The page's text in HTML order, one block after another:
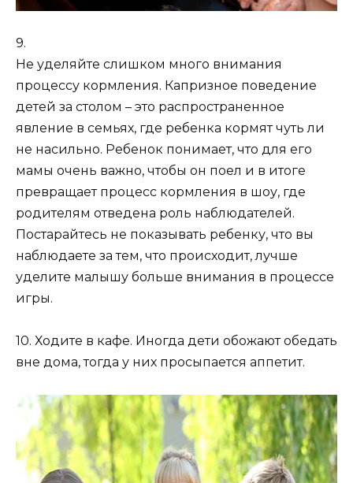
9.
Не уделяйте слишком много внимания
процессу кормления. Капризное поведение
детей за столом – это распространенное
явление в семьях, где ребенка кормят чуть ли
не насильно. Ребенок понимает, что для его
мамы очень важно, чтобы он поел и в итоге
превращает процесс кормления в шоу, где
родителям отведена роль наблюдателей.
Постарайтесь не показывать ребенку, что вы
наблюдаете за тем, что происходит, лучше
уделите малышу больше внимания в процессе
игры.
10. Ходите в кафе. Иногда дети обожают обедать
вне дома, тогда у них просыпается аппетит.